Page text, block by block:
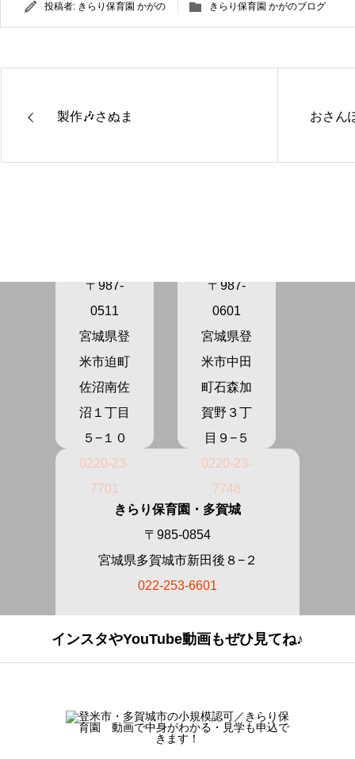
投稿者: きらり保育園 かがの きらり保育園 かがのブログ
製作🎶さぬま おさん
〒987-
0511
宮城県登
米市迫町
佐沼南佐
沼１丁目
５−１０
0220-23-
7701
〒987-
0601
宮城県登
米市中田
町石森加
賀野３丁
目９−５
0220-23-
7748
きらり保育園・多賀城
〒985-0854
宮城県多賀城市新田後８−２
022-253-6601
インスタやYouTube動画もぜひ見てね♪